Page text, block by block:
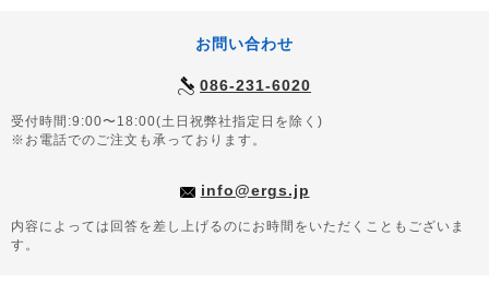
お問い合わせ
086-231-6020
受付時間:9:00〜18:00(土日祝弊社指定日を除く)
※お電話でのご注文も承っております。
info@ergs.jp
内容によっては回答を差し上げるのにお時間をいただくこともございま
す。